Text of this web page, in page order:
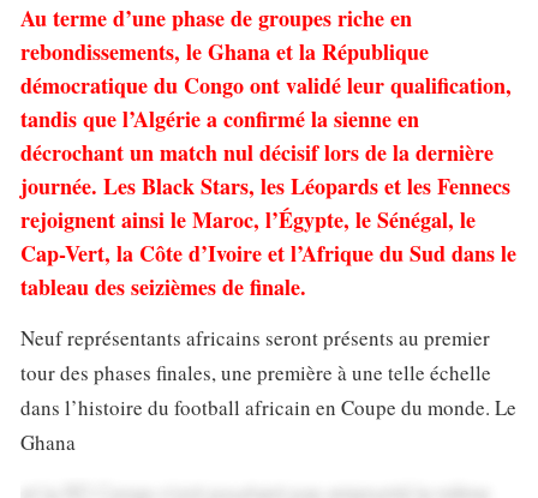
Au terme d’une phase de groupes riche en
rebondissements, le Ghana et la République
démocratique du Congo ont validé leur qualification,
tandis que l’Algérie a confirmé la sienne en
décrochant un match nul décisif lors de la dernière
journée. Les Black Stars, les Léopards et les Fennecs
rejoignent ainsi le Maroc, l’Égypte, le Sénégal, le
Cap-Vert, la Côte d’Ivoire et l’Afrique du Sud dans le
tableau des seizièmes de finale.
Neuf représentants africains seront présents au premier
tour des phases finales, une première à une telle échelle
dans l’histoire du football africain en Coupe du monde. Le
Ghana